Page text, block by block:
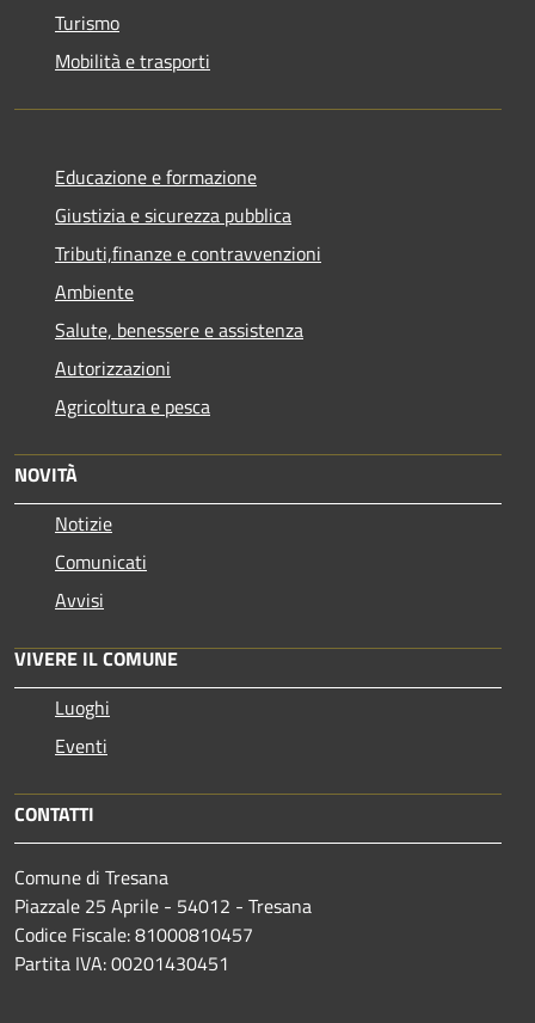
Turismo
Mobilità e trasporti
Educazione e formazione
Giustizia e sicurezza pubblica
Tributi,finanze e contravvenzioni
Ambiente
Salute, benessere e assistenza
Autorizzazioni
Agricoltura e pesca
NOVITÀ
Notizie
Comunicati
Avvisi
VIVERE IL COMUNE
Luoghi
Eventi
CONTATTI
Comune di Tresana
Piazzale 25 Aprile - 54012 - Tresana
Codice Fiscale: 81000810457
Partita IVA: 00201430451